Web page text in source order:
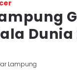
Dunia
Lampung